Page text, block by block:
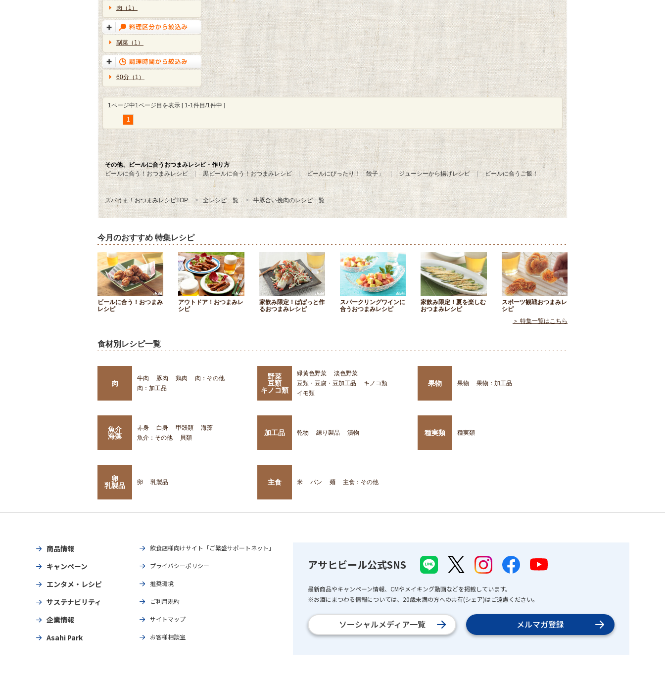
肉（1）
副菜（1）
60分（1）
1ページ中1ページ目を表示 [ 1-1件目/1件中 ]
1
その他、ビールに合うおつまみレシピ・作り方
ビールに合う！おつまみレシピ
黒ビールに合う！おつまみレシピ ビールにぴったり！「餃子」 ジューシーから揚げレシピ ビールに合うご飯！
ズバうま！おつまみレシピTOP 全レシピ一覧 牛豚合い挽肉のレシピ一覧
今月のおすすめ 特集レシピ
ビールに合う！おつまみ
レシピ
アウトドア！おつまみレ
シピ
家飲み限定！ぱぱっと作
るおつまみレシピ
スパークリングワインに
合うおつまみレシピ
家飲み限定！夏を楽しむ
おつまみレシピ
スポーツ観戦おつまみレ
シピ
＞ 特集一覧はこちら
食材別レシピ一覧
肉
牛肉 豚肉 鶏肉
肉：その他
肉：加工品
野菜
豆類
キノコ類
緑黄色野菜
淡色野菜
豆類・豆腐・豆加工品
キノコ類
イモ類
果物 果物 果物：加工品
魚介
海藻
赤身 白身 甲殻類
海藻
魚介：その他
貝類
加工品 乾物 練り製品 漬物 種実類 種実類
卵
乳製品
卵 乳製品 主食 米 パン 麺 主食：その他
商品情報
キャンペーン
エンタメ・レシピ
サステナビリティ
企業情報
Asahi Park
飲食店様向けサイト「ご繁盛サポートネット」
プライバシーポリシー
推奨環境
ご利用規約
サイトマップ
お客様相談室
アサヒビール公式SNS
最新商品やキャンペーン情報、CMやメイキング動画などを掲載しています。
※お酒にまつわる情報については、20歳未満の方への共有(シェア)はご遠慮ください。
ソーシャルメディア一覧 メルマガ登録